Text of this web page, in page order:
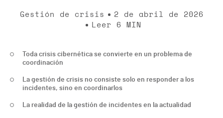
Gestión de crisis
2 de abril de 2026
Leer
6 MIN
Toda crisis cibernética se convierte en un problema de
coordinación
La gestión de crisis no consiste solo en responder a los
incidentes, sino en coordinarlos
La realidad de la gestión de incidentes en la actualidad